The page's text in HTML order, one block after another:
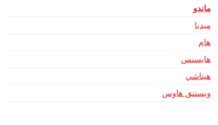
ماندو
ميديا
هام
هايسنس
هيتاشي
ويستنق هاوس